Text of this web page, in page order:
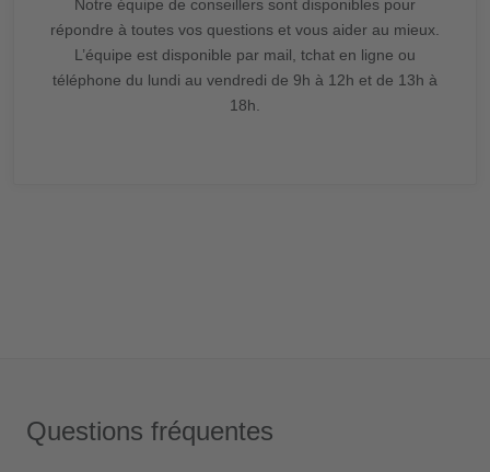
Notre équipe de conseillers sont disponibles pour
répondre à toutes vos questions et vous aider au mieux.
L’équipe est disponible par mail, tchat en ligne ou
téléphone du lundi au vendredi de 9h à 12h et de 13h à
18h.
Questions fréquentes